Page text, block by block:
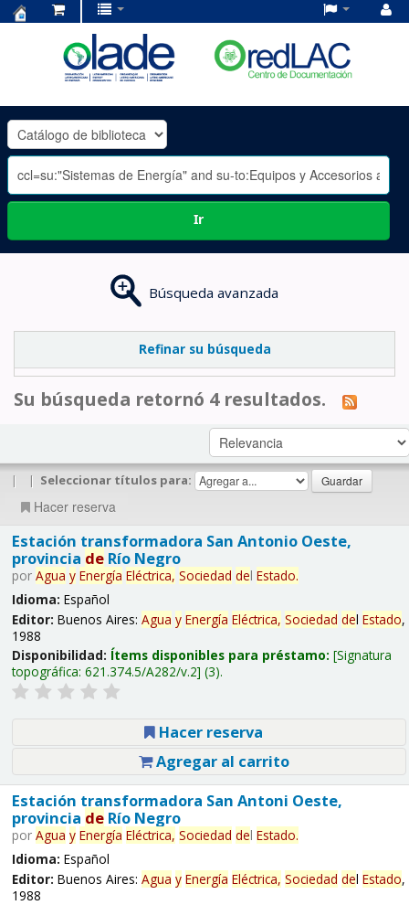
OLADE
-
Ir
Búsqueda avanzada
Refinar su búsqueda
Su búsqueda retornó 4 resultados.
| | Seleccionar títulos para:
Hacer reserva
Estación transformadora San Antonio Oeste,
provincia deRío Negro
por Agua y Energía Eléctrica, Sociedad del Estado.
Idioma: Español
Editor: Buenos Aires: Agua y Energía Eléctrica, Sociedad del Estado,
1988
Disponibilidad: Ítems disponibles para préstamo: Signatura
topográfica: 621.374.5/A282/v.2 (3).
Hacer reserva
Agregar al carrito
Estación transformadora San Antoni Oeste,
provincia deRío Negro
por Agua y Energía Eléctrica, Sociedad del Estado.
Idioma: Español
Editor: Buenos Aires: Agua y Energía Eléctrica, Sociedad del Estado,
1988